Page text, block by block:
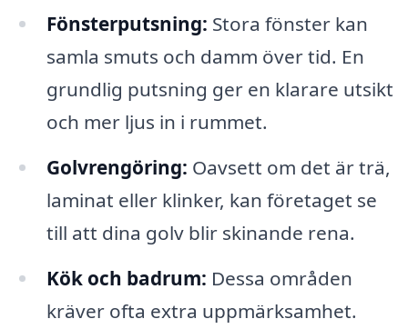
Fönsterputsning: Stora fönster kan
samla smuts och damm över tid. En
grundlig putsning ger en klarare utsikt
och mer ljus in i rummet.
Golvrengöring: Oavsett om det är trä,
laminat eller klinker, kan företaget se
till att dina golv blir skinande rena.
Kök och badrum: Dessa områden
kräver ofta extra uppmärksamhet.